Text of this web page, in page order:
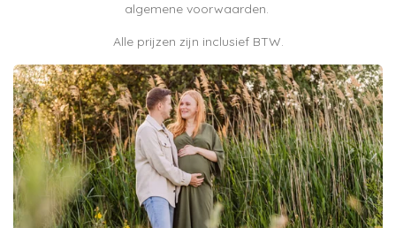
algemene voorwaarden.
Alle prijzen zijn inclusief BTW.